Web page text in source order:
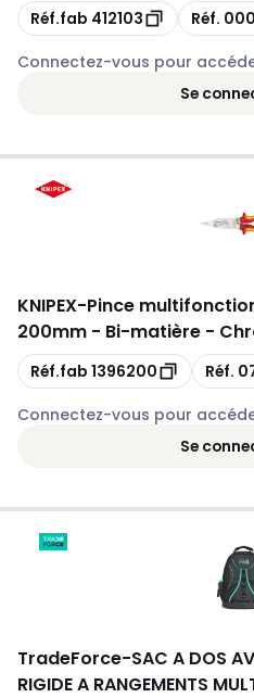
Copie
Réf.fab 412103 Copie
Réf.
Connectez-vous pour
Se
KNIPEX-Pince
200mm - Bi-matière -
Copie
Réf.fab 1396200 Copie
Réf.
Connectez-vous pour
Se
TradeForce-SAC A DOS
RIGIDE A RANGEMENTS